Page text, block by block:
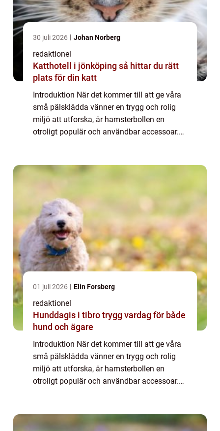
30 juli 2026 Johan Norberg
redaktionel
Katthotell i jönköping så hittar du rätt
plats för din katt
Introduktion När det kommer till att ge våra
små pälsklädda vänner en trygg och rolig
miljö att utforska, är hamsterbollen en
otroligt populär och användbar accessoar.
01 juli 2026 Elin Forsberg
redaktionel
Hunddagis i tibro trygg vardag för både
hund och ägare
Introduktion När det kommer till att ge våra
små pälsklädda vänner en trygg och rolig
miljö att utforska, är hamsterbollen en
otroligt populär och användbar accessoar.